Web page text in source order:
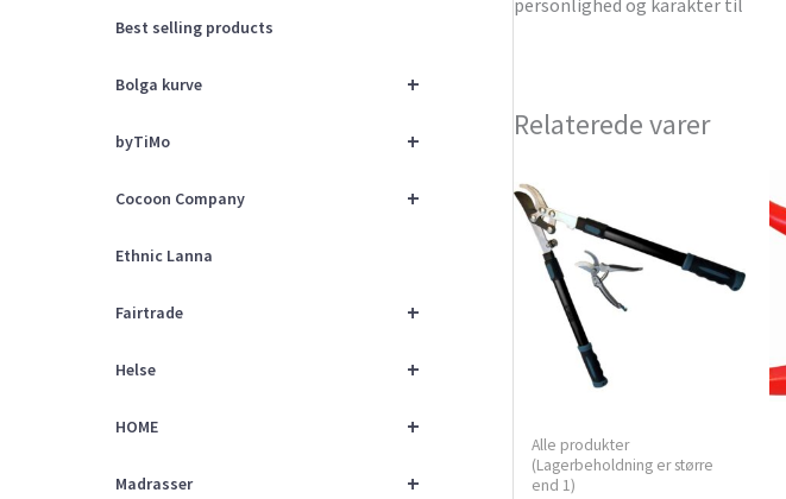
Best selling products
+
Bolga kurve
+
byTiMo
+
Cocoon Company
Ethnic Lanna
+
Fairtrade
+
Helse
+
HOME
+
Madrasser
Relaterede varer
Alle produkter
(Lagerbeholdning er større
end 1)